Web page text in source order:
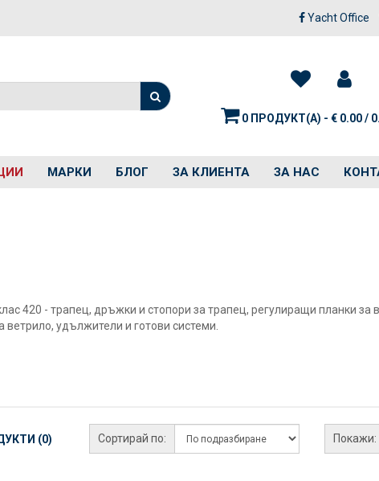
Yacht Office
0 ПРОДУКТ(А) - € 0.00 /
МАРКИ БЛОГ ЗА КЛИЕНТА ЗА НАС
420 - трапец, дръжки и стопори за трапец, регулиращи планки за
ветрило, удължители и готови системи.
(0) Сортирай по: Покажи: